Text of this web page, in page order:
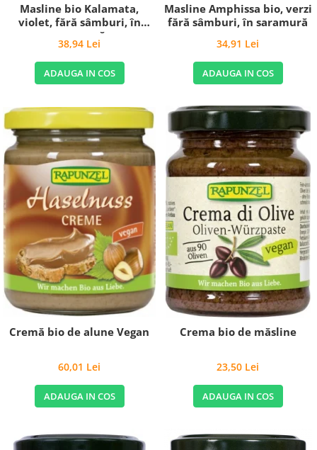
Masline bio Kalamata,
violet, fără sâmburi, în
saramură
38,94 Lei
ADAUGA IN COS
Masline Amphissa bio, verzi
fără sâmburi, în saramură
34,91 Lei
ADAUGA IN COS
Cremă bio de alune Vegan
60,01 Lei
ADAUGA IN COS
Crema bio de măsline
23,50 Lei
ADAUGA IN COS